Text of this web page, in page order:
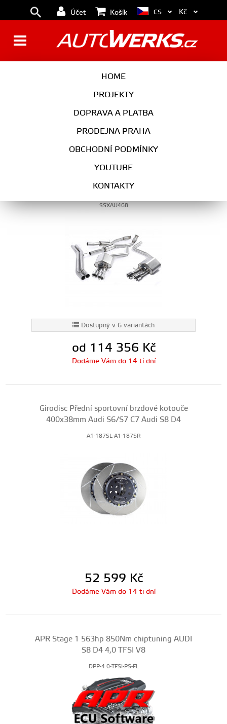
Účet Košík
HOME
PROJEKTY
DOPRAVA A PLATBA
PRODEJNA PRAHA
OBCHODNÍ PODMÍNKY
YOUTUBE
KONTAKTY
CS Kč
S8 D4 (2011-2017)
Milltek Sport - bez rezonátoru / leštěné
SSXAU468
Dostupný v 6 variantách
od 114 356 Kč
Dodáme Vám do 14 ti dní
Girodisc Přední sportovní brzdové kotouče
400x38mm Audi S6/S7 C7 Audi S8 D4
A1-187SL-A1-187SR
52 599 Kč
Dodáme Vám do 14 ti dní
APR Stage 1 563hp 850Nm chiptuning AUDI
S8 D4 4,0 TFSI V8
DPP-4.0-TFSI-PS-FL